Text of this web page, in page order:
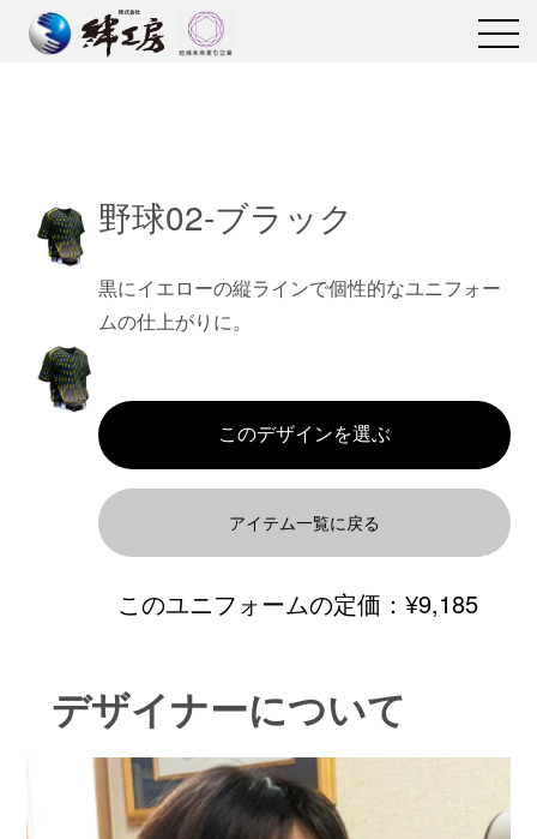
野球02-ブラック
黒にイエローの縦ラインで個性的なユニフォー
ムの仕上がりに。
アイテム一覧に戻る
このユニフォームの定価：¥9,185
デザイナーについて